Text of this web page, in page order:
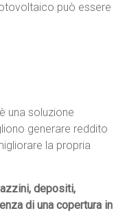
può essere
una soluzione
generare reddito
la propria
depositi,
di una copertura in